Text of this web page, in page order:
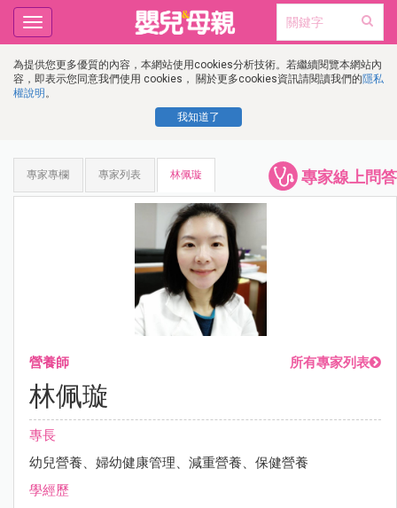
為提供您更多優質的內容，本網站使用cookies分析技術。若繼續閱覽本網站內
容，即表示您同意我們使用 cookies， 關於更多cookies資訊請閱讀我們的隱私
權說明 。
我知道了
Toggle
navigation
專家線上問答
專家專欄 專家列表 林佩璇
營養師 所有專家列表
林佩璇
專長
幼兒營養、婦幼健康管理、減重營養、保健營養
學經歷